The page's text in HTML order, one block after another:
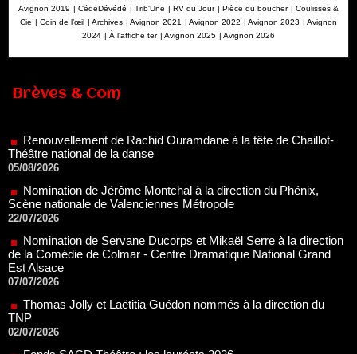
Avignon 2019 | CédéDévédé | Trib'Une | RV du Jour | Pièce du boucher | Coulisses &
Cie | Coin de l’œil | Archives | Avignon 2021 | Avignon 2022 | Avignon 2023 | Avignon
2024 | À l'affiche ter | Avignon 2025 | Avignon 2026
Brèves & Com
Renouvellement de Rachid Ouramdane à la tête de Chaillot-
Théâtre national de la danse
Nomination de Jérôme Montchal à la direction du Phénix,
Scène nationale de Valenciennes Métropole
22/07/2026
Nomination de Servane Ducorps et Mikaël Serre à la direction
de la Comédie de Colmar - Centre Dramatique National Grand
Est Alsace
Thomas Jolly et Laëtitia Guédon nommés à la direction du
TNP
02/07/2026
Fonds SACD Théâtre : les lauréats 2026
23/06/2026